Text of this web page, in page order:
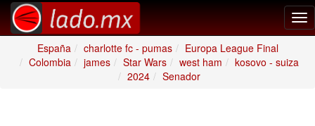
España
charlotte fc - pumas
Europa League Final
Colombia
james Star Wars west ham
kosovo - suiza
2024
Senador